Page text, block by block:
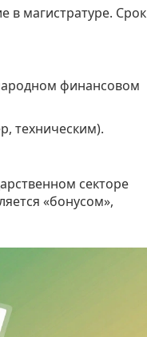
в магистратуре. Срок
финансовом
техническим).
секторе
«бонусом»,